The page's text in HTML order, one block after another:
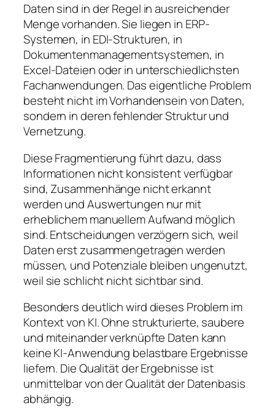
Daten sind in der Regel in ausreichender
Menge vorhanden. Sie liegen in ERP-
Systemen, in EDI-Strukturen, in
Dokumentenmanagementsystemen, in
Excel-Dateien oder in unterschiedlichsten
Fachanwendungen. Das eigentliche Problem
besteht nicht im Vorhandensein von Daten,
sondern in deren fehlender Struktur und
Vernetzung.
Diese Fragmentierung führt dazu, dass
Informationen nicht konsistent verfügbar
sind, Zusammenhänge nicht erkannt
werden und Auswertungen nur mit
erheblichem manuellem Aufwand möglich
sind. Entscheidungen verzögern sich, weil
Daten erst zusammengetragen werden
müssen, und Potenziale bleiben ungenutzt,
weil sie schlicht nicht sichtbar sind.
Besonders deutlich wird dieses Problem im
Kontext von KI. Ohne strukturierte, saubere
und miteinander verknüpfte Daten kann
keine KI-Anwendung belastbare Ergebnisse
liefern. Die Qualität der Ergebnisse ist
unmittelbar von der Qualität der Datenbasis
abhängig.